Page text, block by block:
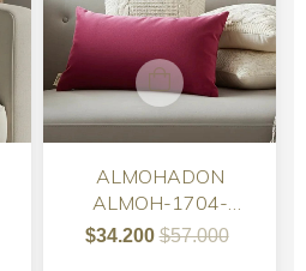
ALMOHADON
ALMOH-1704-
ALMOHADON PANA
$34.200$57.000